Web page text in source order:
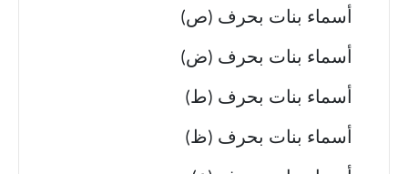
أسماء بنات بحرف (ص)
أسماء بنات بحرف (ض)
أسماء بنات بحرف (ط)
أسماء بنات بحرف (ظ)